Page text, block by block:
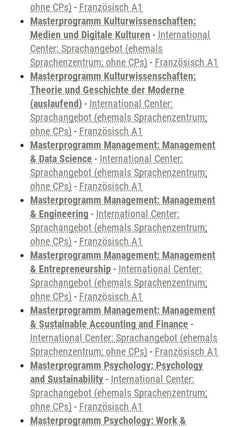
ohne CPs) - Französisch A1
Masterprogramm Kulturwissenschaften:
Medien und Digitale Kulturen - International
Center: Sprachangebot (ehemals
Sprachenzentrum; ohne CPs) - Französisch A1
Masterprogramm Kulturwissenschaften:
Theorie und Geschichte der Moderne
(auslaufend) - International Center:
Sprachangebot (ehemals Sprachenzentrum;
ohne CPs) - Französisch A1
Masterprogramm Management: Management
& Data Science - International Center:
Sprachangebot (ehemals Sprachenzentrum;
ohne CPs) - Französisch A1
Masterprogramm Management: Management
& Engineering - International Center:
Sprachangebot (ehemals Sprachenzentrum;
ohne CPs) - Französisch A1
Masterprogramm Management: Management
& Entrepreneurship - International Center:
Sprachangebot (ehemals Sprachenzentrum;
ohne CPs) - Französisch A1
Masterprogramm Management: Management
& Sustainable Accounting and Finance -
International Center: Sprachangebot (ehemals
Sprachenzentrum; ohne CPs) - Französisch A1
Masterprogramm Psychology: Psychology
and Sustainability - International Center:
Sprachangebot (ehemals Sprachenzentrum;
ohne CPs) - Französisch A1
Masterprogramm Psychology: Work &